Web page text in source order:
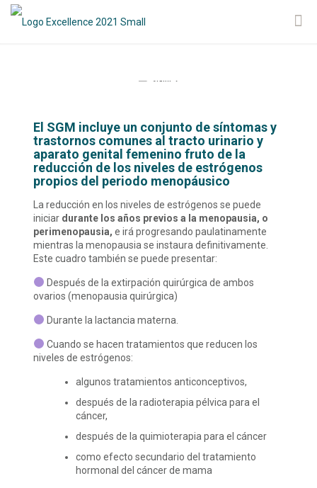
El SGM incluye un conjunto de síntomas y
trastornos comunes al tracto urinario y
aparato genital femenino fruto de la
reducción de los niveles de estrógenos
propios del periodo menopáusico
La reducción en los niveles de estrógenos se puede
iniciar durante los años previos a la menopausia, o
perimenopausia, e irá progresando paulatinamente
mientras la menopausia se instaura definitivamente.
Este cuadro también se puede presentar:
Después de la extirpación quirúrgica de ambos
ovarios (menopausia quirúrgica)
Durante la lactancia materna.
Cuando se hacen tratamientos que reducen los
niveles de estrógenos:
algunos tratamientos anticonceptivos,
después de la radioterapia pélvica para el
cáncer,
después de la quimioterapia para el cáncer
como efecto secundario del tratamiento
hormonal del cáncer de mama